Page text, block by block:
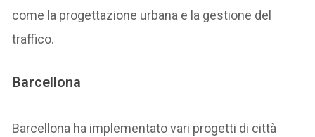
come la progettazione urbana e la gestione del
traffico.
Barcellona
Barcellona ha implementato vari progetti di città